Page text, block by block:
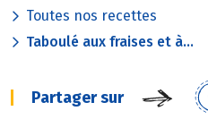
Toutes nos recettes
Taboulé aux fraises et à...
Partager sur